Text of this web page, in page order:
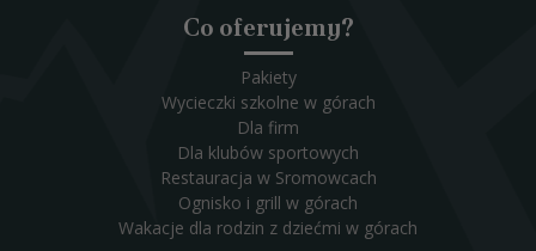
Co oferujemy?
Pakiety
Wycieczki szkolne w górach
Dla firm
Dla klubów sportowych
Restauracja w Sromowcach
Ognisko i grill w górach
Wakacje dla rodzin z dziećmi w górach